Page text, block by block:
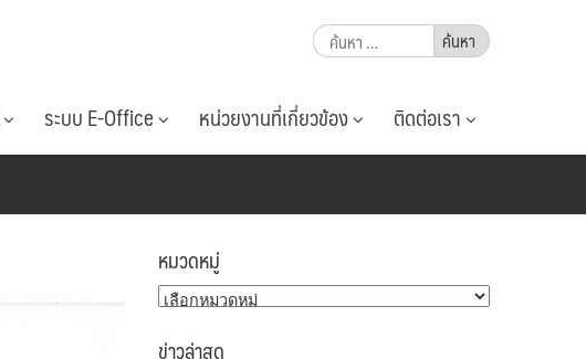
ค้นหา
สำหรับ:
ระบบ E-Office หน่วยงานที่เกี่ยวข้อง ติดต่อเรา
หมวดหมู่
หมวด
ข่าวล่าสุด